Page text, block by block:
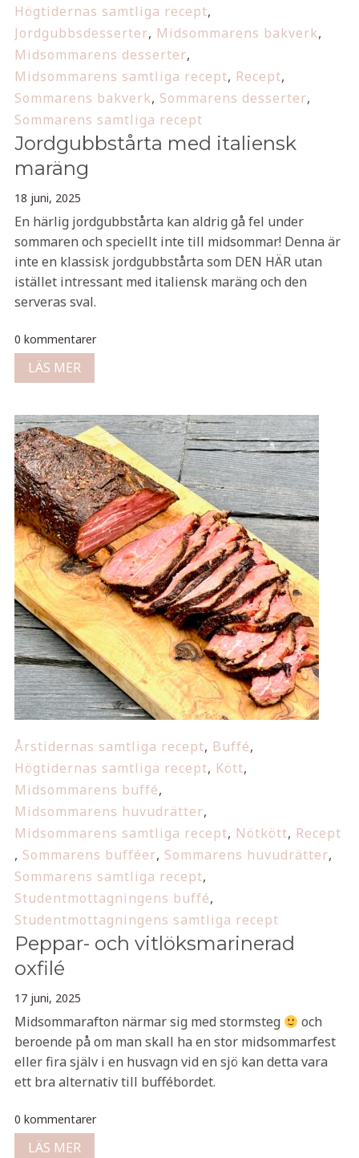
Högtidernas samtliga recept,
Jordgubbsdesserter, Midsommarens bakverk,
Midsommarens desserter,
Midsommarens samtliga recept, Recept,
Sommarens bakverk, Sommarens desserter,
Sommarens samtliga recept
Jordgubbstårta med italiensk
maräng
18 juni, 2025
En härlig jordgubbstårta kan aldrig gå fel under
sommaren och speciellt inte till midsommar! Denna är
inte en klassisk jordgubbstårta som DEN HÄR utan
istället intressant med italiensk maräng och den
serveras sval.
0 kommentarer
LÄS MER
Årstidernas samtliga recept, Buffé,
Högtidernas samtliga recept, Kött,
Midsommarens buffé,
Midsommarens huvudrätter,
Midsommarens samtliga recept, Nötkött, Recept
, Sommarens bufféer, Sommarens huvudrätter,
Sommarens samtliga recept,
Studentmottagningens buffé,
Studentmottagningens samtliga recept
Peppar- och vitlöksmarinerad
oxfilé
17 juni, 2025
Midsommarafton närmar sig med stormsteg
och
beroende på om man skall ha en stor midsommarfest
eller fira själv i en husvagn vid en sjö kan detta vara
ett bra alternativ till buffébordet.
0 kommentarer
LÄS MER